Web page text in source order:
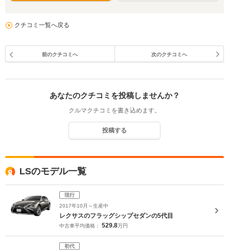
クチコミ一覧へ戻る
前のクチコミへ 次のクチコミへ
あなたのクチコミを投稿しませんか？
クルマクチコミを書き込めます。
投稿する
LSのモデル一覧
現行
2017年10月～生産中
レクサスのフラッグシップセダンの5代目
中古車平均価格： 529.8万円
初代